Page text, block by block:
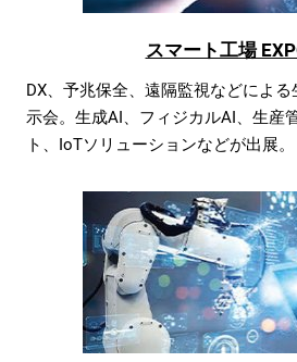
スマート工場
DX、予兆保全、遠隔監視などによ
示会。生成AI、フィジカルAI、生産
ト、IoTソリューションなどが出展。